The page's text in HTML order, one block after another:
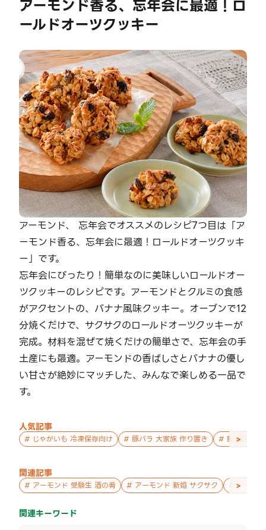
アーモンド香る、忘年会に最適！ロ
ールドオーツクッキー
アーモンド、 忘年会でオススメのレシピ7つ目は「ア
ーモンド香る、忘年会に最適！ロールドオーツクッキ
ー」です。
忘年会にぴったり！簡単なのに美味しいロールドオー
ツクッキーのレシピです。アーモンドとクルミの食感
がアクセントの、バナナ風味クッキー。オーブンで12
分焼くだけで、サクサクのロールドオーツクッキーが
完成。材料を混ぜて焼くだけの簡単さで、忘年会の手
土産にも最適。アーモンドの香ばしさとバナナの優し
い甘さが絶妙にマッチした、みんなで楽しめる一品で
す。
人気記事
# じゃがいも 冷凍保存向け # 豚バラ 大家族 作り置き # 鮭 親子 作
>
関連記事
# アーモンド 受験生 酒の肴 # アーモンド 新婚 サクサク #アーモ
>
関連キーワード